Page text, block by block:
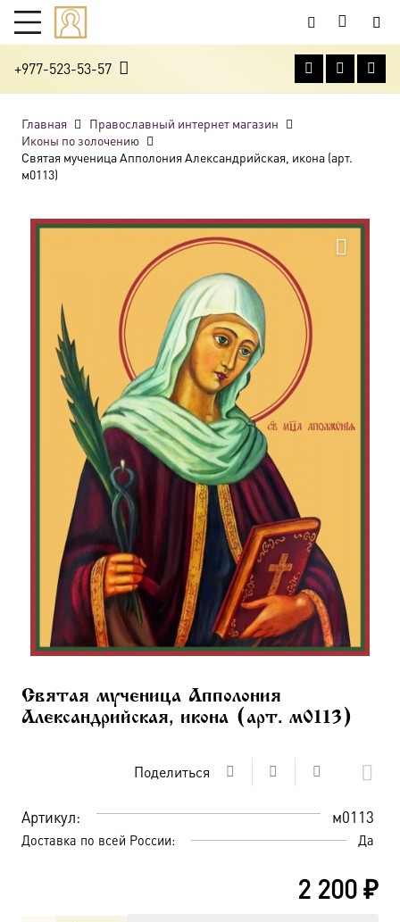
+977-523-53-57
Главная
Православный интернет магазин
Иконы по золочению
Святая мученица Апполония Александрийская, икона (арт.
м0113)
Святая мученица Апполония
Александрийская, икона (арт. м0113)
Поделиться
Артикул: м0113
Доставка по всей России: Да
2 200₽